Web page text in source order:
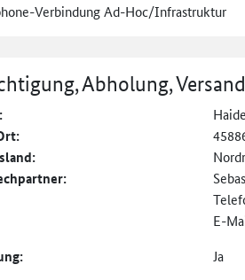
Verbindung Ad-Hoc/Infrastruktur
Abholung,
E-
Ja